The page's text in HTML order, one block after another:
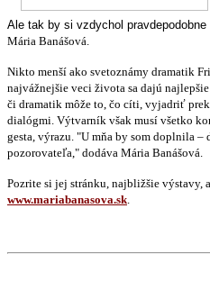
Ale tak by si vzdychol pravdepodobne
Mária Banášová.
Nikto menší ako svetoznámy dramatik
najvážnejšie veci života sa dajú
či dramatik môže to, čo cíti, vyjadriť
dialógmi. Výtvarník však musí všetko
gesta, výrazu. "U mňa by som doplnila –
pozorovateľa," dodáva Mária Banášová.
Pozrite si jej stránku, najbližšie výstavy,
www.mariabanasova.sk